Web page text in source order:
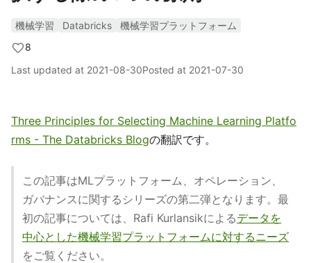
機械学習 Databricks
機械学習プラットフォーム
8
Last updated at 2021-08-30Posted at 2021-07-30
Three Principles for Selecting Machine Learning Platfo
rms - The Databricks Blogの翻訳です。
この記事はMLプラットフォーム、オペレーション、
ガバナンスに関するシリーズの第二弾となります。最
初の記事については、Rafi Kurlansikによるデータを
中心とした機械学習プラットフォームに対するニーズ
をご覧ください。